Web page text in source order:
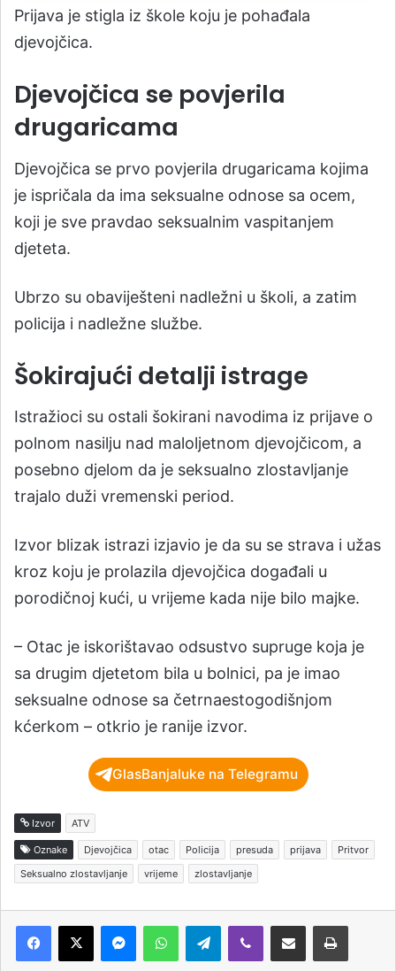
Prijava je stigla iz škole koju je pohađala
djevojčica.
Djevojčica se povjerila
drugaricama
Djevojčica se prvo povjerila drugaricama kojima
je ispričala da ima seksualne odnose sa ocem,
koji je sve pravdao seksualnim vaspitanjem
djeteta.
Ubrzo su obaviješteni nadležni u školi, a zatim
policija i nadležne službe.
Šokirajući detalji istrage
Istražioci su ostali šokirani navodima iz prijave o
polnom nasilju nad maloljetnom djevojčicom, a
posebno djelom da je seksualno zlostavljanje
trajalo duži vremenski period.
Izvor blizak istrazi izjavio je da su se strava i užas
kroz koju je prolazila djevojčica događali u
porodičnoj kući, u vrijeme kada nije bilo majke.
– Otac je iskorištavao odsustvo supruge koja je
sa drugim djetetom bila u bolnici, pa je imao
seksualne odnose sa četrnaestogodišnjom
kćerkom – otkrio je ranije izvor.
GlasBanjaluke na Telegramu
Izvor ATV
Oznake Djevojčica otac Policija presuda prijava
Pritvor
Seksualno zlostavljanje
vrijeme zlostavljanje
Telegram